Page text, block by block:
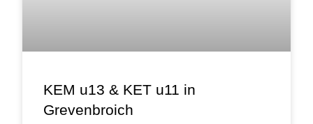
KEM u13 & KET u11 in
Grevenbroich